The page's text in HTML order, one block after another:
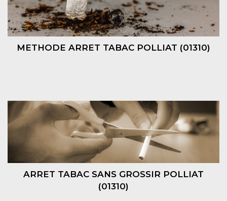
METHODE ARRET TABAC POLLIAT (01310)
ARRET TABAC SANS GROSSIR POLLIAT
(01310)